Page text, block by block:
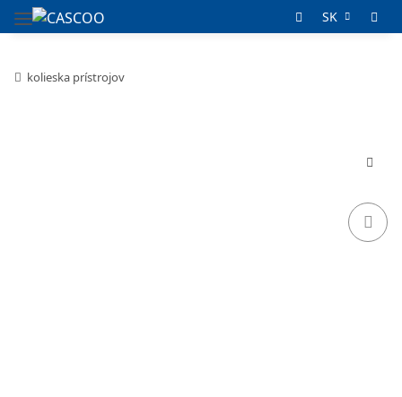
SK
kolieska prístrojov